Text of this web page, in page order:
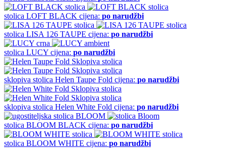
stolica LOFT BLACK cijena: po narudžbi
stolica LISA 126 TAUPE cijena: po narudžbi
stolica LUCY cijena: po narudžbi
sklopiva stolica Helen Taupe Fold cijena: po narudžbi
sklopiva stolica Helen White Fold cijena: po narudžbi
stolica BLOOM BLACK cijena: po narudžbi
stolica BLOOM WHITE cijena: po narudžbi